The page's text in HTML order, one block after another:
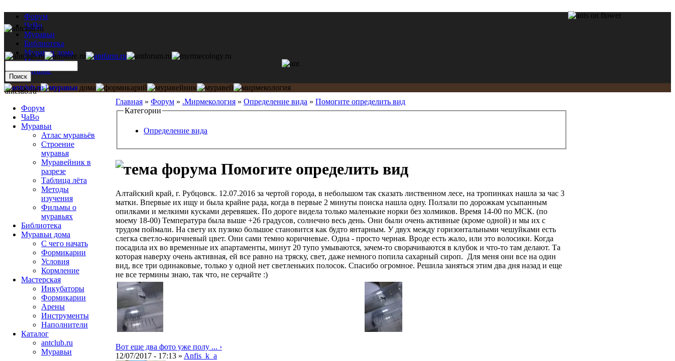
Форум
ЧаВо
Муравьи
Библиотека
Муравьи дома
Мастерская
Каталог
Главная » Форум » .Мирмекология » Определение вида » Помогите определить вид
Категории
Определение вида
Помогите определить вид
Алтайский край, г. Рубцовск. 12.07.2016 за чертой города, в небольшом так сказать лиственном лесе, на тропинках нашла за час 3
матки. Впервые их ищу и была крайне рада, когда в первые 2 минуты поиска нашла одну. Ползали по дорожкам усыпанным
опилками и мелкими кусками деревяшек. По дороге видела только маленькие норки без холмиков. Время 14-00 по МСК. (по
моему 18-00) Температура была выше +26 градусов, солнечно весь день. Они были очень активные (кроме одной) и мы их с
трудом поймали. На свету их пузико большое становится как будто янтарным. У двух между горизонтальными чешуйками есть
слегка светло-коричневый цвет. Они сами темно коричневые. Одна - просто черная. Вроде есть жало, или это волосики. Когда
посадила их во временные их апартаменты, минут 20 тупо умываются, зачем-то сворачиваются в клубок и что-то там делают. Та
которая наверху очень активная, ей все равно на тряску, свет, даже немного попила сахарный сироп. Для меня они все на один
вид, все три одинаковые, только у одной нет светленьких полосок. Спасибо огромное. Решила заняться этим два дня назад и еще
не все термины знаю, так что, не серчайте :)
Вот еще два фото уже полу ... ›
12/07/2017 - 17:13 » Anfis_k_a
antclub.ru
Форум
ЧаВо
Муравьи
Атлас муравьёв
Строение
муравья
Муравейник в
разрезе
Таблица лёта
Методы
изучения
Фильмы о
муравьях
Библиотека
Муравьи дома
С чего начать
Формикарии
Условия
Кормление
Мастерская
Инкубаторы
Формикарии
Арены
Инструменты
Наполнители
Каталог
antclub.ru
Муравьи